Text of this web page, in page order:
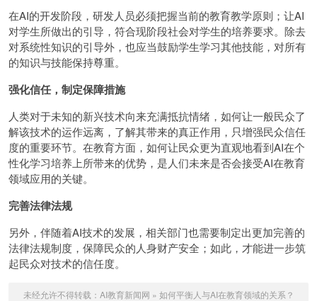
在AI的开发阶段，研发人员必须把握当前的教育教学原则；让AI
对学生所做出的引导，符合现阶段社会对学生的培养要求。除去
对系统性知识的引导外，也应当鼓励学生学习其他技能，对所有
的知识与技能保持尊重。
强化信任，制定保障措施
人类对于未知的新兴技术向来充满抵抗情绪，如何让一般民众了
解该技术的运作远离，了解其带来的真正作用，只增强民众信任
度的重要环节。在教育方面，如何让民众更为直观地看到AI在个
性化学习培养上所带来的优势，是人们未来是否会接受AI在教育
领域应用的关键。
完善法律法规
另外，伴随着AI技术的发展，相关部门也需要制定出更加完善的
法律法规制度，保障民众的人身财产安全；如此，才能进一步筑
起民众对技术的信任度。
未经允许不得转载： AI教育新闻网 » 如何平衡人与AI在教育领域的关系？